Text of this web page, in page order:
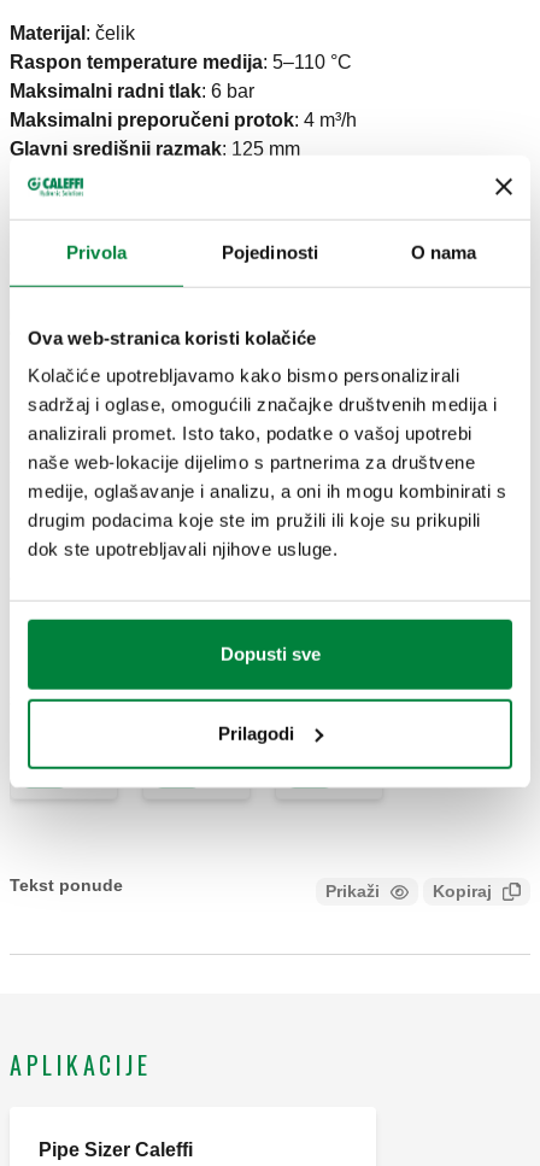
Privola Pojedinosti O nama
Ova web-stranica koristi kolačiće
Kolačiće upotrebljavamo kako bismo personalizirali
sadržaj i oglase, omogućili značajke društvenih medija i
analizirali promet. Isto tako, podatke o vašoj upotrebi
naše web-lokacije dijelimo s partnerima za društvene
medije, oglašavanje i analizu, a oni ih mogu kombinirati s
drugim podacima koje ste im pružili ili koje su prikupili
dok ste upotrebljavali njihove usluge.
Dopusti sve
Prilagodi
Materijal : čelik
Raspon temperature medija: 5–110 °C
Maksimalni radni tlak: 6 bar
Maksimalni preporučeni protok: 4 m³/h
Glavni središnji razmak: 125 mm
CRTEŽI I SPECIFIKACIJE
dijela
550220
G 1 1/2" A (ISO 228-
1) M
G 1 1/2" (ISO 228-1)
ŽN
2 izlaza, holender
matica
PDF
3D modeli
Tekst ponude Prikaži Kopiraj
matica. Maksimalni radni tlak: 6 bar. Raspon temperature
APLIKACIJE
Pipe Sizer Caleffi